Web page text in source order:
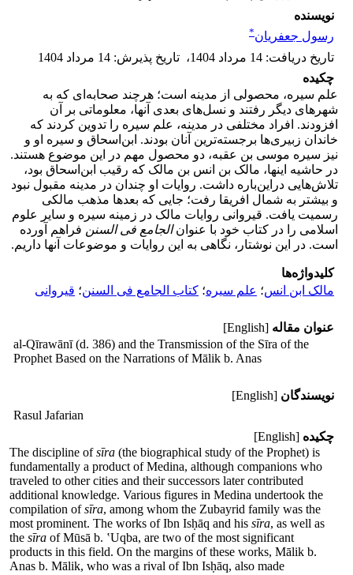
نویسنده
رسول جعفریان*
تاریخ دریافت: 14 مرداد 1404 ، تاریخ پذیرش: 14 مرداد 1404
چکیده
علم سیره، محصولی از مدینه است؛ هرچند صحابه‌ای که به
شهرهای دیگر رفتند و نسل‌های بعدی آنها، معلوماتی بر آن
افزودند. افراد مختلفی در مدینه، علم سیره را تدوین کردند که
خاندان زبیری‌ها برجسته‌ترین آنان بودند. ابن‌اسحاق و سیره او و
نیز سیره موسی بن عقبه، دو محصول مهم در این موضوع هستند.
در حاشیه اینها، مالک بن انس بن مالک که رقیب ابن‌اسحاق بود،
تلاش‌هایی در‌این‌باره داشت. روایات او چندان در مدینه مقبول نبود
و بیشتر به شمال افریقا رفت؛ جایی که بعدها مذهب مالکی
رسمیت یافت. قیروانی روایات مالک در زمینه سیره و سایر علوم
اسلامی را در کتاب خود با عنوانالجامع فی السنن فراهم آورده
است. در این نوشتار، نگاهی به این روایات و موضوعات آنها داریم.
کلیدواژه‌ها
مالک ابن انس؛ علم سیره؛ کتاب الجامع فی السنن؛ قیروانی
عنوان مقاله [English]
al-Qīrawānī (d. 386) and the Transmission of the Sīra of the
Prophet Based on the Narrations of Mālik b. Anas
نویسندگان [English]
Rasul Jafarian
چکیده [English]
The discipline ofsīra (the biographical study of the Prophet) is
fundamentally a product of Medina, although companions who
traveled to other cities and their successors later contributed
additional knowledge. Various figures in Medina undertook the
compilation ofsīra, among whom the Zubayrid family was the
most prominent. The works of Ibn Isḥāq and his sīra, as well as
the sīra of Mūsā b. ‛Uqba, are two of the most significant
products in this field. On the margins of these works, Mālik b.
Anas b. Mālik, who was a rival of Ibn Isḥāq, also made